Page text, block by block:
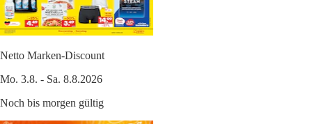
Netto Marken-Discount
Mo. 3.8. - Sa. 8.8.2026
Noch bis morgen gültig